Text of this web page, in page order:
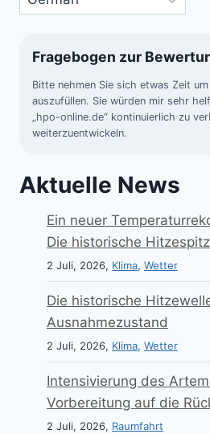
Fragebogen zur
Bitte nehmen Sie sich etwas Zeit
auszufüllen. Sie würden mir sehr
„hpo-online.de“ kontinuierlich zu
weiterzuentwickeln.
Aktuelle News
Ein neuer
Die historische
2 Juli, 2026, Klima, Wetter
Die historische
Ausnahmezustand
2 Juli, 2026, Klima, Wetter
Intensivierung des
Vorbereitung auf die
2 Juli, 2026, Raumfahrt